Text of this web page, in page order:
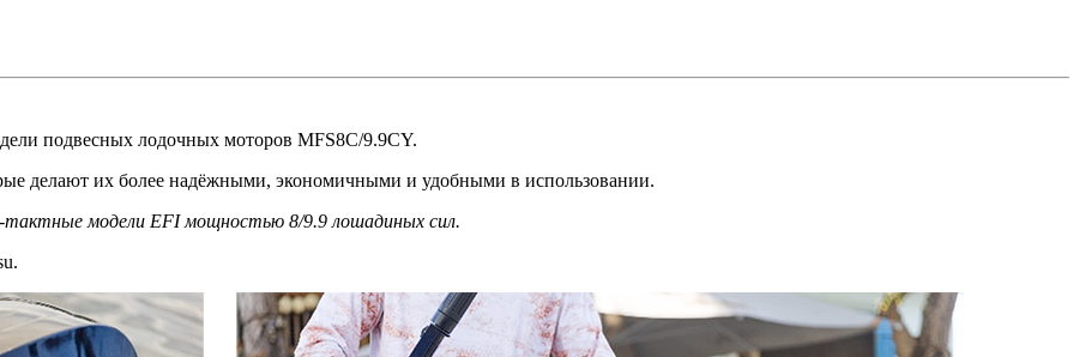
подвесных лодочных моторов MFS8C/9.9CY.
делают их более надёжными, экономичными и удобными в использовании.
модели EFI мощностью 8/9.9 лошадиных сил.